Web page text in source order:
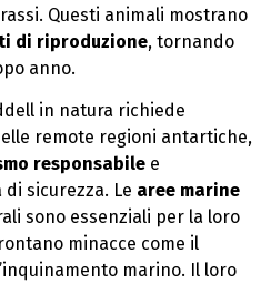
Questi animali mostrano
di riproduzione, tornando
anno.
in natura richiede
remote regioni antartiche,
responsabile e
sicurezza. Le aree marine
sono essenziali per la loro
minacce come il
marino. Il loro